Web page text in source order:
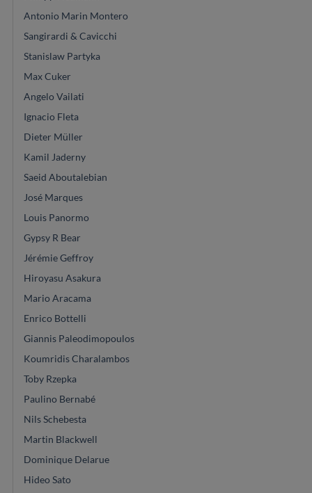
Antonio Marin Montero
Sangirardi & Cavicchi
Stanislaw Partyka
Max Cuker
Angelo Vailati
Ignacio Fleta
Dieter Müller
Kamil Jaderny
Saeid Aboutalebian
José Marques
Louis Panormo
Gypsy R Bear
Jérémie Geffroy
Hiroyasu Asakura
Mario Aracama
Enrico Bottelli
Giannis Paleodimopoulos
Koumridis Charalambos
Toby Rzepka
Paulino Bernabé
Nils Schebesta
Martin Blackwell
Dominique Delarue
Hideo Sato